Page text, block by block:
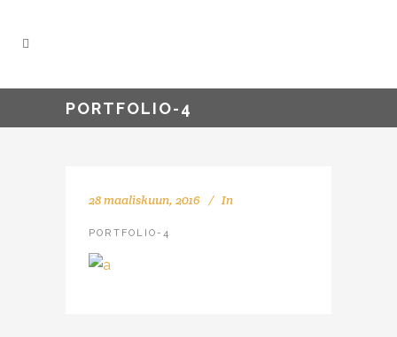
PORTFOLIO-4
28 maaliskuun, 2016 In
PORTFOLIO-4